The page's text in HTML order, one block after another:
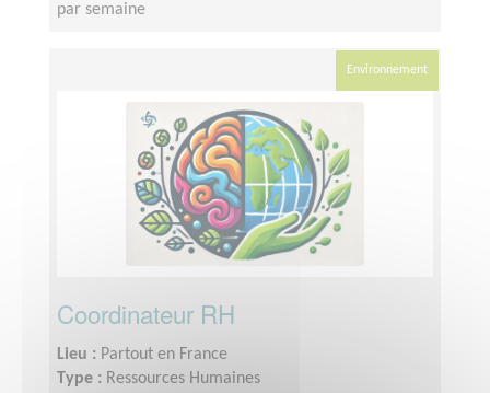
par semaine
Environnement
Coordinateur RH
Lieu : Partout en France
Type : Ressources Humaines